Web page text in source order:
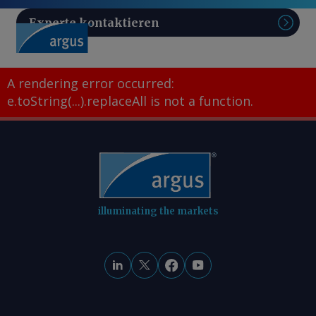
Experte kontaktieren
A rendering error occurred:
e.toString(...).replaceAll is not a function.
illuminating the markets